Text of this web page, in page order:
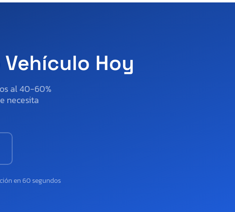
Vehículo Hoy
al 40-60%
necesita
en 60 segundos